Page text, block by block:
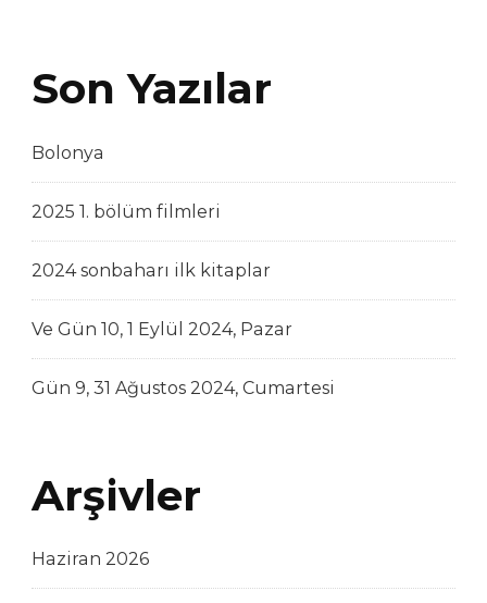
Son Yazılar
Bolonya
2025 1. bölüm filmleri
2024 sonbaharı ilk kitaplar
Ve Gün 10, 1 Eylül 2024, Pazar
Gün 9, 31 Ağustos 2024, Cumartesi
Arşivler
Haziran 2026